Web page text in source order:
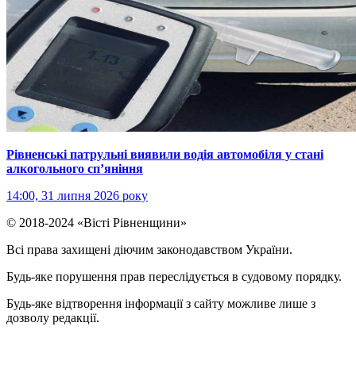
Рівненські патрульні виявили водія автомобіля у стані
алкогольного сп’яніння
14:00, 31 липня 2026 року
© 2018-2024 «Вісті Рівненщини»
Всі права захищені діючим законодавством України.
Будь-яке порушення прав переслідується в судовому порядку.
Будь-яке відтворення інформації з сайту можливе лише з
дозволу редакції.